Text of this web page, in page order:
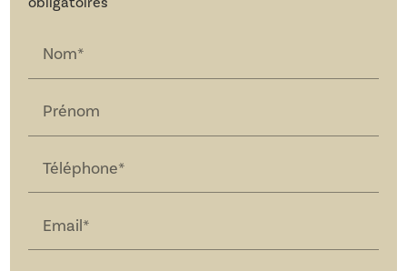
Nom*
Prénom
Téléphone*
Email*